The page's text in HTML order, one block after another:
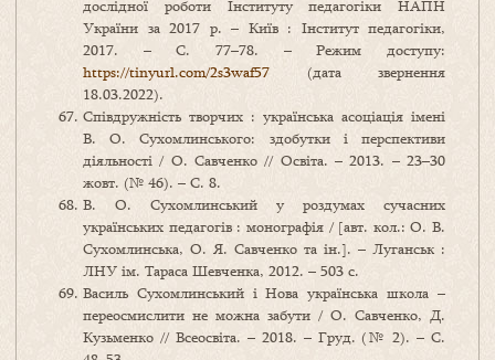
дослідної роботи Інституту педагогіки НАПН
України за 2017 р. – Київ : Інститут педагогіки,
2017. – С. 77–78. – Режим доступу:
https://tinyurl.com/2s3waf57 (дата звернення
18.03.2022).
Співдружність творчих : українська асоціація імені
В. О. Сухомлинського: здобутки і перспективи
діяльності / О. Савченко // Освіта. – 2013. – 23–30
жовт. (№ 46). – С. 8.
В. О. Сухомлинський у роздумах сучасних
українських педагогів : монографія / [авт. кол.: О. В.
Сухомлинська, О. Я. Савченко та ін.]. – Луганськ :
ЛНУ ім. Тараса Шевченка, 2012. – 503 с.
Василь Сухомлинський і Нова українська школа –
переосмислити не можна забути / О. Савченко, Д.
Кузьменко // Всеосвіта. – 2018. – Груд. (№ 2). – С.